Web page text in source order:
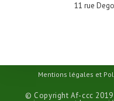
11 rue
Mentions légales et
© Copyright Af-ccc